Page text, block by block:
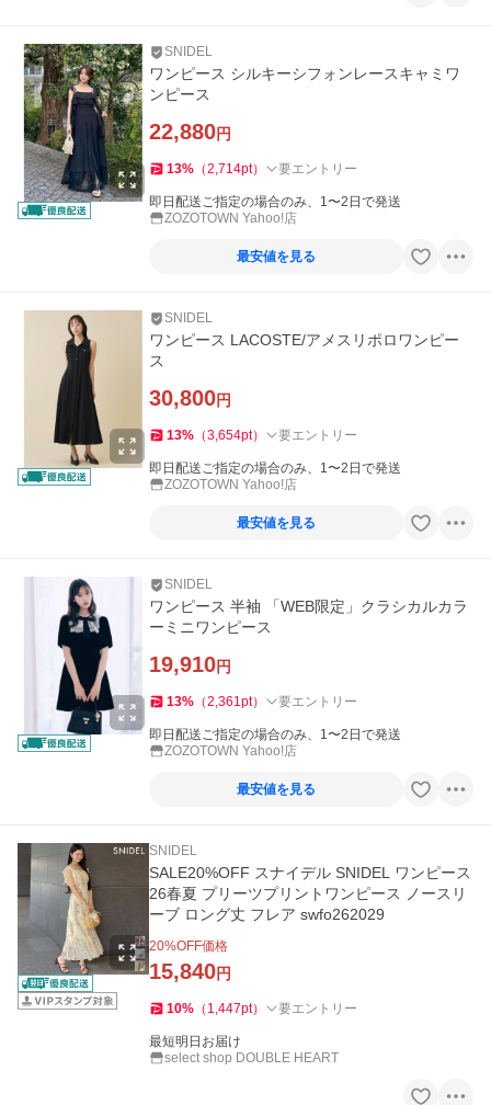
SNIDEL
ワンピース シルキーシフォンレースキャミワ
ンピース
22,880円
13% （2,714pt） 要エントリー
即日配送ご指定の場合のみ、1〜2日で発送
ZOZOTOWN Yahoo!店
最安値を見る
SNIDEL
ワンピース LACOSTE/アメスリポロワンピー
ス
30,800円
13% （3,654pt） 要エントリー
即日配送ご指定の場合のみ、1〜2日で発送
ZOZOTOWN Yahoo!店
最安値を見る
SNIDEL
ワンピース 半袖 「WEB限定」クラシカルカラ
ーミニワンピース
19,910円
13% （2,361pt） 要エントリー
即日配送ご指定の場合のみ、1〜2日で発送
ZOZOTOWN Yahoo!店
最安値を見る
SNIDEL
SALE20%OFF スナイデル SNIDEL ワンピース
26春夏 プリーツプリントワンピース ノースリ
ーブ ロング丈 フレア swfo262029
20%OFF価格
15,840円
10% （ 1,447pt） 要エントリー
最短明日お届け
select shop DOUBLE HEART